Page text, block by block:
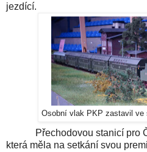
jezdící.
Osobní vlak PKP zastavil ve
Přechodovou stanicí pro
která měla na setkání svou